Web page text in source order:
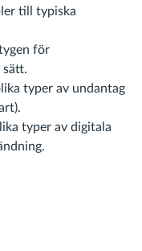
till typiska
för
sätt.
typer av undantag
typer av digitala